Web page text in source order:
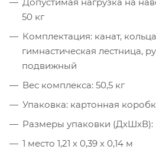
50 кг
Комплектация: канат,
гимнастическая лестница,
подвижный
Вес комплекса: 50,5 кг
Упаковка: картонная
Размеры упаковки (ДхШхВ):
1 место 1,21 х 0,39 х 0,14 м